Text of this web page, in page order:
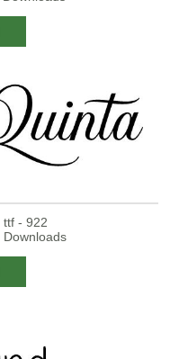
ttf - 922
Downloads